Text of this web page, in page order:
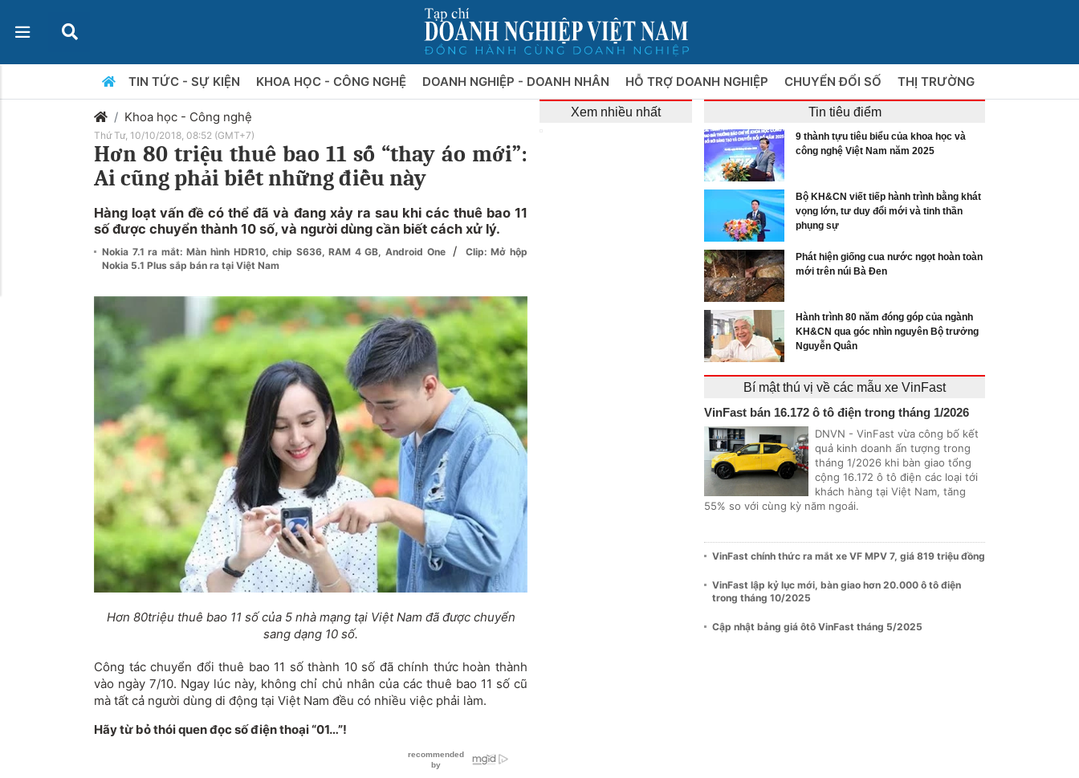
TIN TỨC - SỰ KIỆN KHOA HỌC - CÔNG NGHỆ DOANH NGHIỆP - DOANH NHÂN HỖ TRỢ DOANH NGHIỆP CHUYỂN ĐỔI SỐ THỊ TRƯỜNG
Khoa học - Công nghệ
Thứ Tư, 10/10/2018, 08:52 (GMT+7)
Hơn 80 triệu thuê bao 11 số “thay áo mới”:
Ai cũng phải biết những điều này
Hàng loạt vấn đề có thể đã và đang xảy ra sau khi các thuê bao 11
số được chuyển thành 10 số, và người dùng cần biết cách xử lý.
Nokia 7.1 ra mắt: Màn hình HDR10, chip S636, RAM 4 GB, Android One /
Clip: Mở hộp
Nokia 5.1 Plus sắp bán ra tại Việt Nam
Hơn 80triệu thuê bao 11 số của 5 nhà mạng tại Việt Nam đã được chuyển
sang dạng 10 số.
Công tác chuyển đổi thuê bao 11 số thành 10 số đã chính thức hoàn thành
vào ngày 7/10. Ngay lúc này, không chỉ chủ nhân của các thuê bao 11 số cũ
mà tất cả người dùng di động tại Việt Nam đều có nhiều việc phải làm.
Hãy từ bỏ thói quen đọc số điện thoại “01…”!
Xem nhiều nhất Tin tiêu điểm
9 thành tựu tiêu biểu của khoa học và
công nghệ Việt Nam năm 2025
Bộ KH&CN viết tiếp hành trình bằng khát
vọng lớn, tư duy đổi mới và tinh thần
phụng sự
Phát hiện giống cua nước ngọt hoàn toàn
mới trên núi Bà Đen
Hành trình 80 năm đóng góp của ngành
KH&CN qua góc nhìn nguyên Bộ trưởng
Nguyễn Quân
Bí mật thú vị về các mẫu xe VinFast
VinFast bán 16.172 ô tô điện trong tháng 1/2026
DNVN - VinFast vừa công bố kết
quả kinh doanh ấn tượng trong
tháng 1/2026 khi bàn giao tổng
cộng 16.172 ô tô điện các loại tới
khách hàng tại Việt Nam, tăng
55% so với cùng kỳ năm ngoái.
VinFast chính thức ra mắt xe VF MPV 7, giá 819 triệu đồng
VinFast lập kỷ lục mới, bàn giao hơn 20.000 ô tô điện
trong tháng 10/2025
Cập nhật bảng giá ôtô VinFast tháng 5/2025